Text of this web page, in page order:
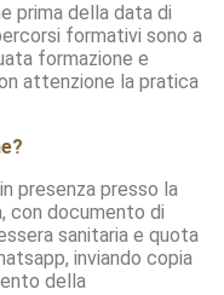
prima della data di
formativi sono a
formazione e
attenzione la pratica
presenza presso la
con documento di
sanitaria e quota
inviando copia
della